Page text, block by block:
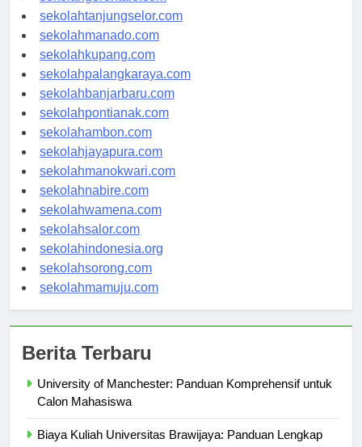
sekolahgorontalo.com
sekolahtanjungselor.com
sekolahmanado.com
sekolahkupang.com
sekolahpalangkaraya.com
sekolahbanjarbaru.com
sekolahpontianak.com
sekolahambon.com
sekolahjayapura.com
sekolahmanokwari.com
sekolahnabire.com
sekolahwamena.com
sekolahsalor.com
sekolahindonesia.org
sekolahsorong.com
University of Manchester: Panduan Komprehensif untuk